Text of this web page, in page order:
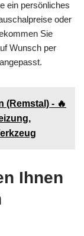
ein persönliches
oder
Sie
Wunsch per
(Remstal) - 🔥
Ihnen